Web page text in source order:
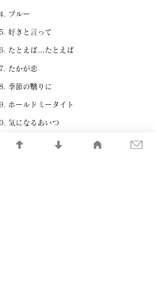
ブルー
好きと言って
たとえば…たとえば
たかが恋
季節の翳りに
ホールドミータイト
気になるあいつ
哀愁トラベラー